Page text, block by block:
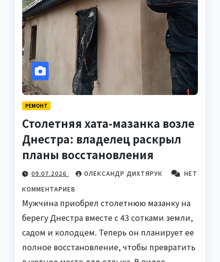
РЕМОНТ
Столетняя хата-мазанка возле
Днестра: владелец раскрыл
планы восстановления
09.07.2026 ОЛЕКСАНДР ДИХТЯРУК
НЕТ
КОММЕНТАРИЕВ
Мужчина приобрел столетнюю мазанку на
берегу Днестра вместе с 43 сотками земли,
садом и колодцем. Теперь он планирует ее
полное восстановление, чтобы превратить